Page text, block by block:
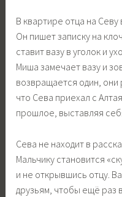
В квартире отца на
Он пишет записку на
ставит вазу в уголок и
Миша замечает вазу и
возвращается один, они
что Сева приехал с
прошлое, выставляя
Сева не находит в
Мальчику становится
и не открывшись отцу.
друзьям, чтобы ещё раз